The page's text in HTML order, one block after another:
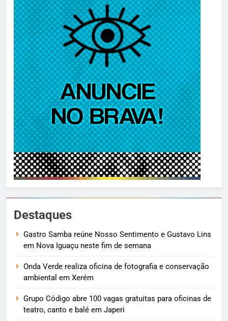
Destaques
Gastro Samba reúne Nosso Sentimento e Gustavo Lins
em Nova Iguaçu neste fim de semana
Onda Verde realiza oficina de fotografia e conservação
ambiental em Xerém
Grupo Código abre 100 vagas gratuitas para oficinas de
teatro, canto e balé em Japeri